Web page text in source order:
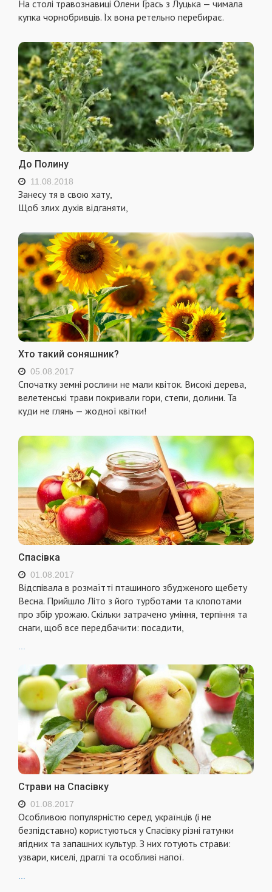
На столі травознавиці Олени Грась з Луцька — чимала
купка чорнобривців. Їх вона ретельно перебирає.
До Полину
11.08.2018
Занесу тя в свою хату,
Щоб злих духів відганяти,
Хто такий соняшник?
05.08.2017
Спочатку земні рослини не мали квіток. Високі дерева,
веле­тенські трави покривали гори, степи, долини. Та
куди не глянь — жодної квітки!
Спасівка
01.08.2017
Відспівала в розмаїтті пташиного збудженого щебету
Весна. Прийшло Літо з його турботами та клопотами
про збір урожаю. Скільки затрачено уміння, терпіння та
снаги, щоб все передбачити: посадити,
...
Страви на Спасівку
01.08.2017
Особливою популярністю серед українців (і не
безпідставно) користуються у Спасівку різні гатунки
ягідних та запашних культур. З них готують страви:
узвари, киселі, драглі та особливі напої.